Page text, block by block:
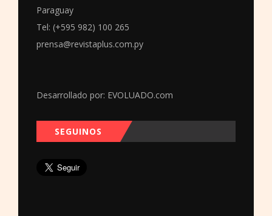
Paraguay
Tel: (+595 982) 100 265
prensa@revistaplus.com.py
Desarrollado por: EVOLUADO.com
SEGUINOS